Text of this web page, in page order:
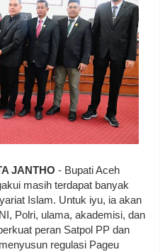
JANTHO - Bupati Aceh
masih terdapat banyak
Islam. Untuk iyu, ia akan
Polri, ulama, akademisi, dan
peran Satpol PP dan
regulasi Pageu